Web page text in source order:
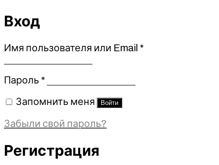
Вход
Имя пользователя или Email *Обязательно
Пароль *Обязательно
Запомнить меня Войти
Забыли свой пароль?
Регистрация